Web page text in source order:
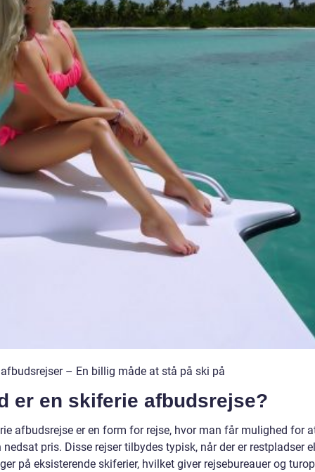
– En billig måde at stå på ski på
er en skiferie afbudsrejse?
afbudsrejse er en form for rejse, hvor man får mulighed for
nedsat pris. Disse rejser tilbydes typisk, når der er restpladser
på eksisterende skiferier, hvilket giver rejsebureauer og